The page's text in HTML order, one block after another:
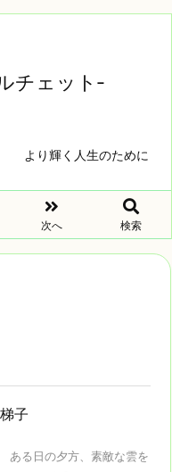
チェット‐
より輝く人生のために
次へ 検索
子
ある日の夕方、素敵な雲を